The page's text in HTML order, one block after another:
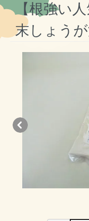
【根強い
末しょう